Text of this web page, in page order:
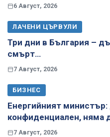
6 Август, 2026
ЛАЧЕНИ ЦЪРВУЛИ
Три дни в България –
смърт…
7 Август, 2026
БИЗНЕС
Енергийният
конфиденциален, няма
7 Август, 2026